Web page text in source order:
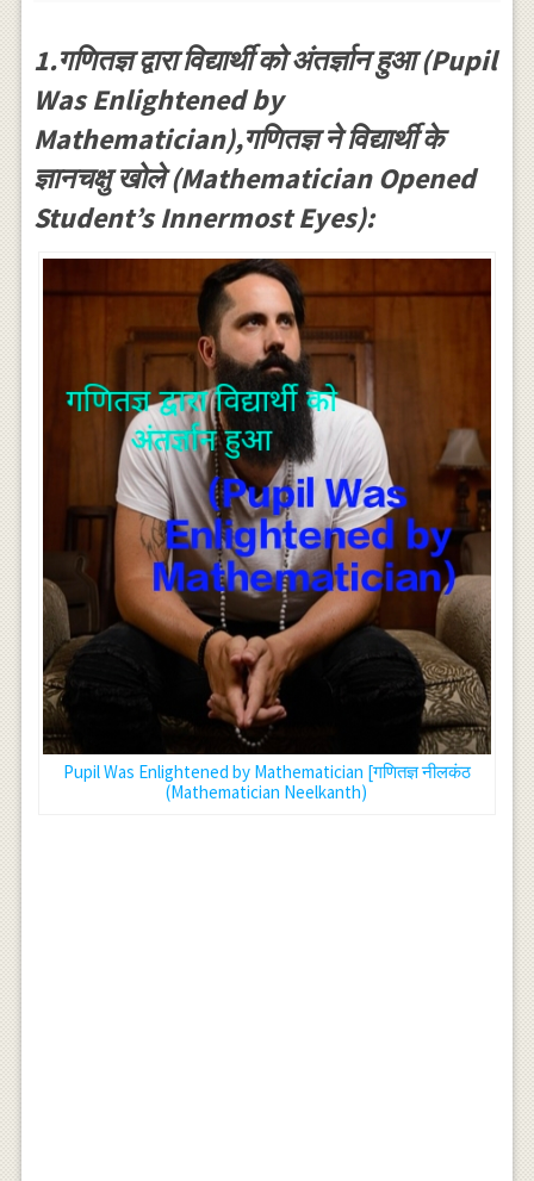
1.गणितज्ञ द्वारा विद्यार्थी को अंतर्ज्ञान हुआ (Pupil
Was Enlightened by
Mathematician),गणितज्ञ ने विद्यार्थी के
ज्ञानचक्षु खोले (Mathematician Opened
Student’s Innermost Eyes):
Pupil Was Enlightened by Mathematician [गणितज्ञ नीलकंठ
(Mathematician Neelkanth)